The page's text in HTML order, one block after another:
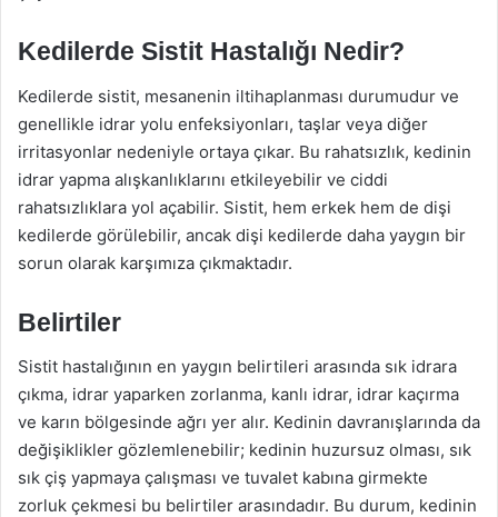
Kedilerde Sistit Hastalığı Nedir?
Kedilerde sistit, mesanenin iltihaplanması durumudur ve
genellikle idrar yolu enfeksiyonları, taşlar veya diğer
irritasyonlar nedeniyle ortaya çıkar. Bu rahatsızlık, kedinin
idrar yapma alışkanlıklarını etkileyebilir ve ciddi
rahatsızlıklara yol açabilir. Sistit, hem erkek hem de dişi
kedilerde görülebilir, ancak dişi kedilerde daha yaygın bir
sorun olarak karşımıza çıkmaktadır.
Belirtiler
Sistit hastalığının en yaygın belirtileri arasında sık idrara
çıkma, idrar yaparken zorlanma, kanlı idrar, idrar kaçırma
ve karın bölgesinde ağrı yer alır. Kedinin davranışlarında da
değişiklikler gözlemlenebilir; kedinin huzursuz olması, sık
sık çiş yapmaya çalışması ve tuvalet kabına girmekte
zorluk çekmesi bu belirtiler arasındadır. Bu durum, kedinin